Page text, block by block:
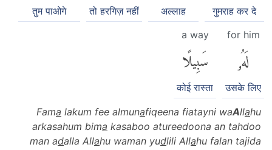
गुमराह कर दे
अल्लाह
तो हरगिज़ नहीं
तुम पाओगे
for him
لَهُۥ
उसके लिए
a way
سَبِيلًا
कोई रास्ता
Fama lakum fee almunafiqeena fiatayni waAllahu
arkasahum bima kasaboo atureedoona an tahdoo
man adalla Allahu waman yudlili Allahu falan tajida